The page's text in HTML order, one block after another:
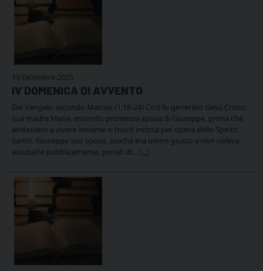
19 Dicembre 2025
IV DOMENICA DI AVVENTO
Dal Vangelo secondo Matteo (1,18-24) Così fu generato Gesù Cristo:
sua madre Maria, essendo promessa sposa di Giuseppe, prima che
andassero a vivere insieme si trovò incinta per opera dello Spirito
Santo. Giuseppe suo sposo, poiché era uomo giusto e non voleva
accusarla pubblicamente, pensò di… [...]